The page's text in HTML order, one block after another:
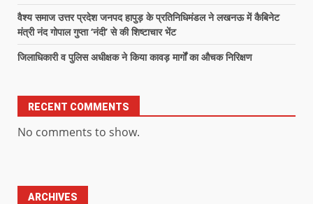
वैश्य समाज उत्तर प्रदेश जनपद हापुड़ के प्रतिनिधिमंडल ने लखनऊ में कैबिनेट
मंत्री नंद गोपाल गुप्ता ‘नंदी’ से की शिष्टाचार भेंट
जिलाधिकारी व पुलिस अधीक्षक ने किया कावड़ मार्गों का औचक निरिक्षण
RECENT COMMENTS
No comments to show.
ARCHIVES